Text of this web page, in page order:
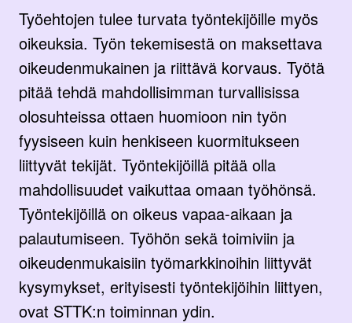
Työehtojen tulee turvata työntekijöille myös
oikeuksia. Työn tekemisestä on maksettava
oikeudenmukainen ja riittävä korvaus. Työtä
pitää tehdä mahdollisimman turvallisissa
olosuhteissa ottaen huomioon nin työn
fyysiseen kuin henkiseen kuormitukseen
liittyvät tekijät. Työntekijöillä pitää olla
mahdollisuudet vaikuttaa omaan työhönsä.
Työntekijöillä on oikeus vapaa-aikaan ja
palautumiseen. Työhön sekä toimiviin ja
oikeudenmukaisiin työmarkkinoihin liittyvät
kysymykset, erityisesti työntekijöihin liittyen,
ovat STTK:n toiminnan ydin.